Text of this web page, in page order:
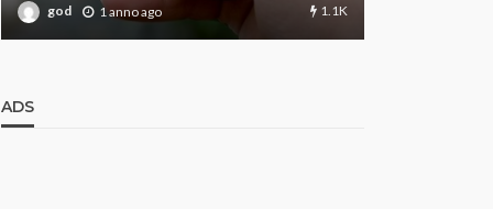
god 1 anno ago 1.1K
ADS